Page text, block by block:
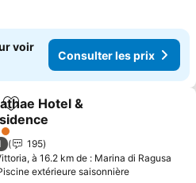
voir
Consulter les prix
Ajouter à mes favoris
Hotel &
les prix
195
à 16.2 km de : Marina di Ragusa
extérieure saisonnièreConsulter